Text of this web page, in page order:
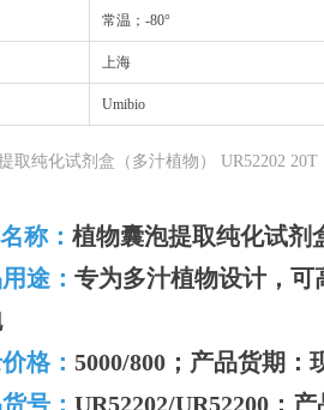
取纯化试剂盒（多汁植物） UR52202 20T
称： 植物囊泡提取纯化试剂
途： 专为多汁植物设计，
格： 5000/800；产品货期：
号： UR52202/UR52200 ； 产
常温；-80°
上海
Umibio